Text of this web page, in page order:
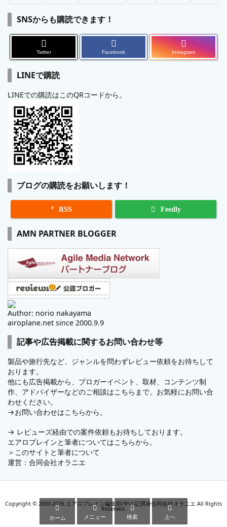
SNSからも購読できます！
Twitter Facebook Instagram
LINEで購読
LINEでの購読はこのQRコードから。
ブログの購読をお願いします！
 RSS Feedly
AMN PARTNER BLOGGER
Author: norio nakayama
airoplane.net since 2000.9.9
記事や広告掲載に関するお問い合わせ等
製品や旅行先など、ジャンルを問わずレビュー依頼をお待ちして
おります。
他にも広告掲載から、ブロガーイベント、取材、コンテンツ制
作、アドバイザーなどのご相談はこちらまで。お気軽にお問い合
わせください。
→お問い合わせはこちらから。
→ レビューズ経由での案件依頼もお待ちしております。
エアロプレインと筆者についてはこちらから。
＞ このサイトと筆者について
運営： 合同会社オラニエ
Copyright © 2000-2026 エアロプレイン編集部/中山記男@合同会社オラニエ All Rights
Reserved.

ホーム

メニュー

検索

上へ